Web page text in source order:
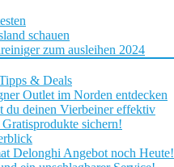
schauen
zum ausleihen 2024
& Deals
Outlet im Norden entdecken
du deinen Vierbeiner effektiv
sichern!
Delonghi Angebot noch Heute!